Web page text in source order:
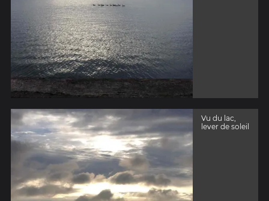
Vu du lac,
lever de soleil